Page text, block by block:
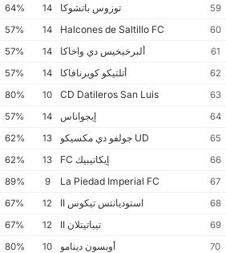
59
توزوس باتشوكا 14
64%
60
14
57%
61
ألبرخيخيس دي واخاكا 14
57%
62
أتلتيكو كويرنافاكا 14
57%
63
10
80%
64
إيجواناس 14
57%
65
13
62%
66
إيكاتيبيك FC 13
62%
67
9
89%
68
استوديانتس تيكوس II 12
67%
69
تيباتيتلان II 12
67%
70
أوبسون دينامو 10
80%